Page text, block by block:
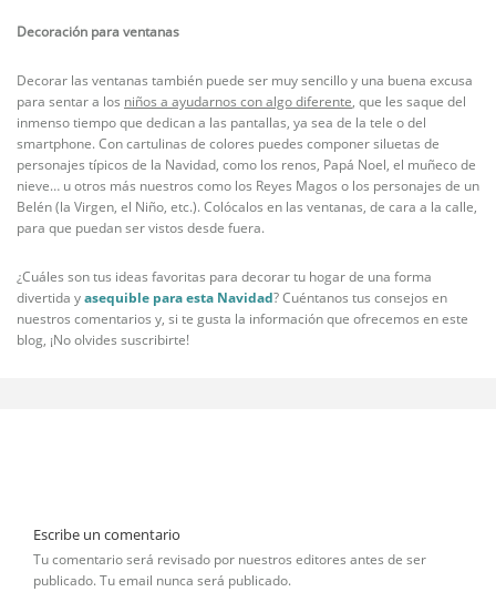
Decoración para ventanas
Decorar las ventanas también puede ser muy sencillo y una buena excusa
para sentar a los niños a ayudarnos con algo diferente, que les saque del
inmenso tiempo que dedican a las pantallas, ya sea de la tele o del
smartphone. Con cartulinas de colores puedes componer siluetas de
personajes típicos de la Navidad, como los renos, Papá Noel, el muñeco de
nieve… u otros más nuestros como los Reyes Magos o los personajes de un
Belén (la Virgen, el Niño, etc.). Colócalos en las ventanas, de cara a la calle,
para que puedan ser vistos desde fuera.
¿Cuáles son tus ideas favoritas para decorar tu hogar de una forma
divertida yasequible para esta Navidad? Cuéntanos tus consejos en
nuestros comentarios y, si te gusta la información que ofrecemos en este
blog, ¡No olvides suscribirte!
Escribe un comentario
Tu comentario será revisado por nuestros editores antes de ser
publicado. Tu email nunca será publicado.